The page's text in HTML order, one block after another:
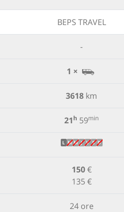
BEPS TRAVEL
-
1 ×
3618 km
21h 59min
L M M J V S D
150€
135 €
24 ore